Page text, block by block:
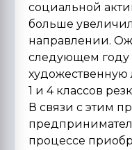
социальной
больше
направлении.
следующем году
художественную
1 и 4 классов
В связи с этим
процессе